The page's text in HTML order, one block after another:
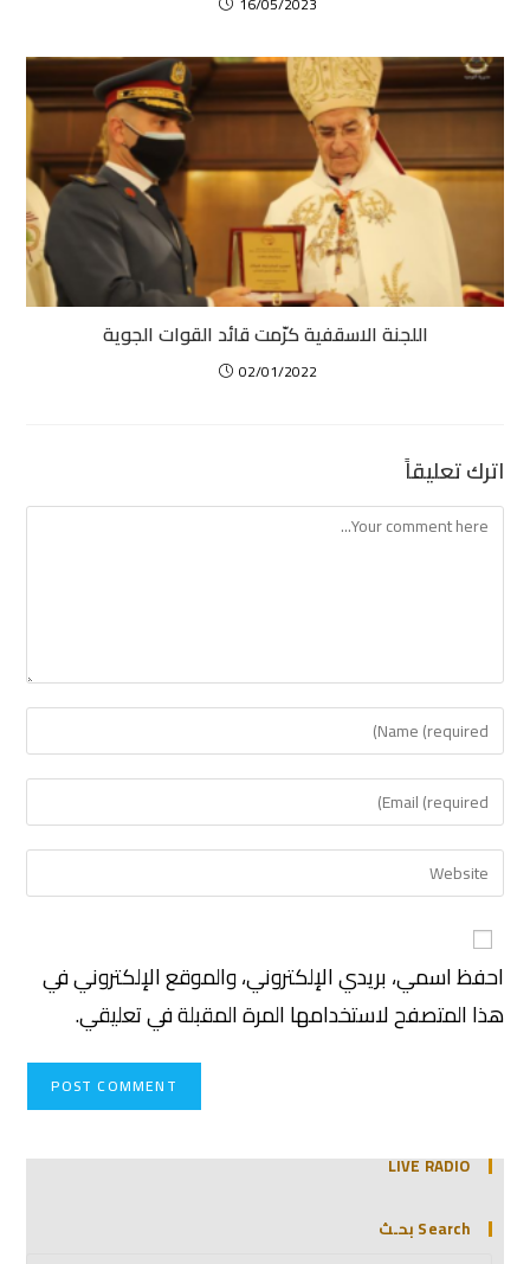
اللجنة الاسقفية كرّمت قائد القوات الجوية
02/01/2022
اترك تعليقاً
احفظ اسمي، بريدي الإلكتروني، والموقع الإلكتروني في
هذا المتصفح لاستخدامها المرة المقبلة في تعليقي.
LIVE RADIO
Search بحـث